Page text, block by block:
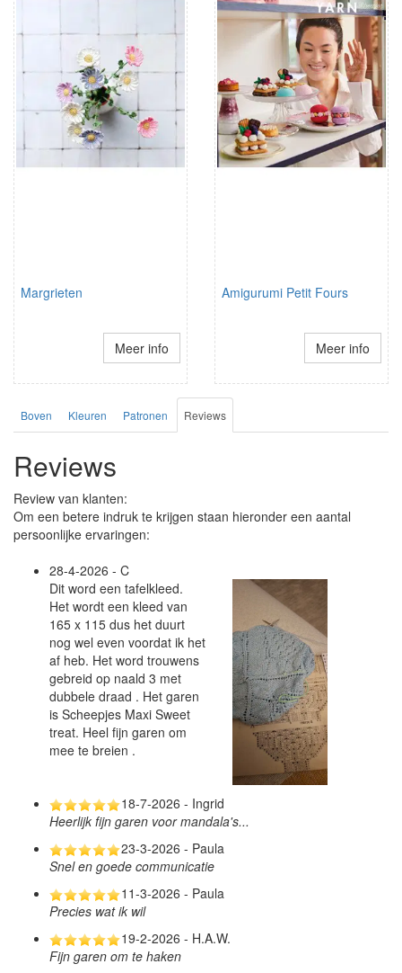
Margrieten
Meer info
Amigurumi Petit Fours
Meer info
Boven Kleuren Patronen Reviews
Reviews
Review van klanten:
Om een betere indruk te krijgen staan hieronder een aantal
persoonlijke ervaringen:
28-4-2026 - C
Dit word een tafelkleed.
Het wordt een kleed van
165 x 115 dus het duurt
nog wel even voordat ik het
af heb. Het word trouwens
gebreid op naald 3 met
dubbele draad . Het garen
is Scheepjes Maxi Sweet
treat. Heel fijn garen om
mee te breien .
18-7-2026 - Ingrid
Heerlijk fijn garen voor mandala's...
23-3-2026 - Paula
Snel en goede communicatie
11-3-2026 - Paula
Precies wat ik wil
19-2-2026 - H.A.W.
Fijn garen om te haken